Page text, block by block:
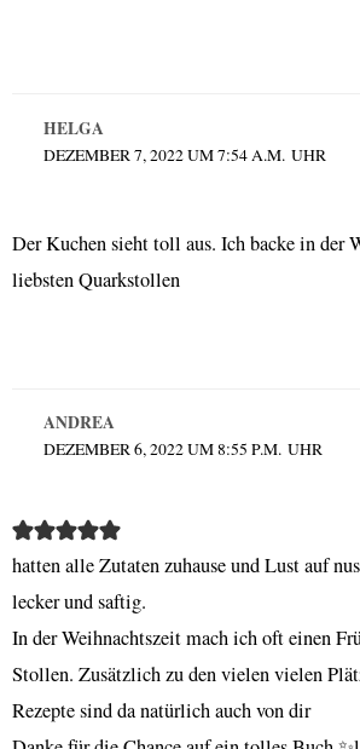
HELGA
DEZEMBER 7, 2022 UM 7:54 A.M. UHR
Der Kuchen sieht toll aus. Ich backe in der
liebsten Quarkstollen
ANDREA
DEZEMBER 6, 2022 UM 8:55 P.M. UHR
hatten alle Zutaten zuhause und Lust auf
lecker und saftig.
In der Weihnachtszeit mach ich oft einen
Stollen. Zusätzlich zu den vielen vielen
Rezepte sind da natürlich auch von dir